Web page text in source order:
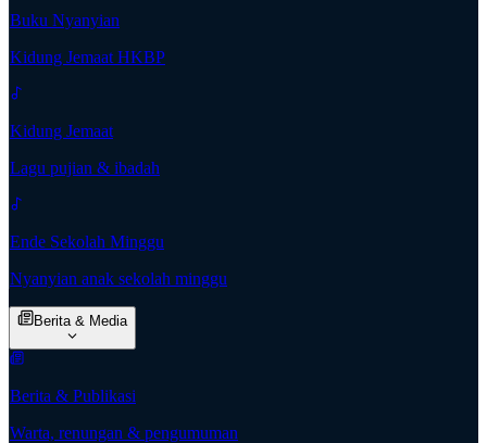
Buku Nyanyian
Kidung Jemaat HKBP
Kidung Jemaat
Lagu pujian & ibadah
Ende Sekolah Minggu
Nyanyian anak sekolah minggu
Berita & Media
Berita & Publikasi
Warta, renungan & pengumuman